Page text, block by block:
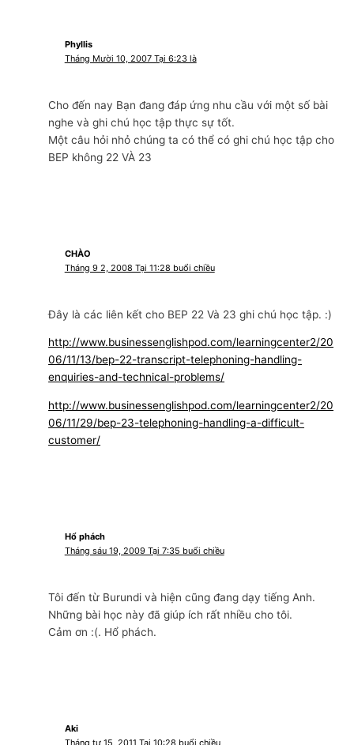
Phyllis
Tháng Mười 10, 2007 Tại 6:23 là
Cho đến nay Bạn đang đáp ứng nhu cầu với một số bài
nghe và ghi chú học tập thực sự tốt.
Một câu hỏi nhỏ chúng ta có thể có ghi chú học tập cho
BEP không 22 VÀ 23
CHÀO
Tháng 9 2, 2008 Tại 11:28 buổi chiều
Đây là các liên kết cho BEP 22 Và 23 ghi chú học tập. :)
http://www.businessenglishpod.com/learningcenter2/20
06/11/13/bep-22-transcript-telephoning-handling-
enquiries-and-technical-problems/
http://www.businessenglishpod.com/learningcenter2/20
06/11/29/bep-23-telephoning-handling-a-difficult-
customer/
Hổ phách
Tháng sáu 19, 2009 Tại 7:35 buổi chiều
Tôi đến từ Burundi và hiện cũng đang dạy tiếng Anh.
Những bài học này đã giúp ích rất nhiều cho tôi.
Cảm ơn :(. Hổ phách.
Aki